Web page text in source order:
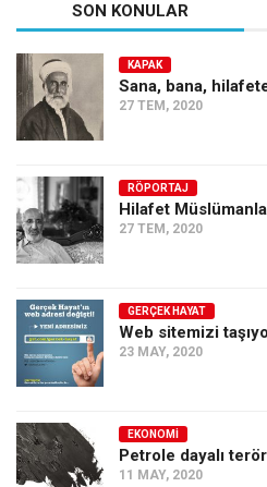
SON KONULAR
KAPAK
Sana, bana,
27 TEM, 2020
RÖPORTAJ
Hilafet
27 TEM, 2020
GERÇEK HAYAT
Web sitemizi
23 MAY, 2020
EKONOMI
Petrole dayalı
11 MAY, 2020